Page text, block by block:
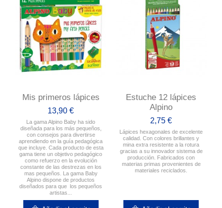
Mis primeros lápices
13,90 €
La gama Alpino Baby ha sido
diseñada para los más pequeños,
con consejos para divertirse
aprendiendo en la guía pedagógica
que incluye. Cada producto de esta
gama tiene un objetivo pedagógico
como refuerzo en la evolución
constante de las destrezas en los
mas pequeños. La gama Baby
Alpino dispone de productos
diseñados para que los pequeños
artistas...
Estuche 12 lápices
Alpino
2,75 €
Lápices hexagonales de excelente
calidad. Con colores brillantes y
mina extra resistente a la rotura
gracias a su innovador sistema de
producción. Fabricados con
materias primas provenientes de
materiales reciclados.